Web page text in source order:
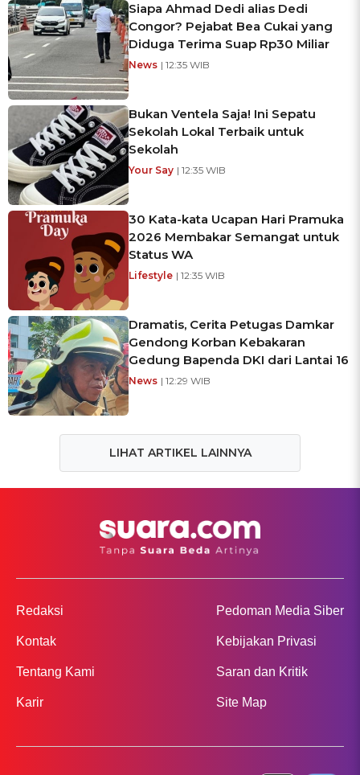
Siapa Ahmad Dedi alias Dedi
Congor? Pejabat Bea Cukai yang
Diduga Terima Suap Rp30 Miliar
News | 12:35 WIB
Bukan Ventela Saja! Ini Sepatu
Sekolah Lokal Terbaik untuk
Sekolah
Your Say | 12:35 WIB
30 Kata-kata Ucapan Hari Pramuka
2026 Membakar Semangat untuk
Status WA
Lifestyle | 12:35 WIB
Dramatis, Cerita Petugas Damkar
Gendong Korban Kebakaran
Gedung Bapenda DKI dari Lantai 16
News | 12:29 WIB
LIHAT ARTIKEL LAINNYA
Redaksi
Kontak
Tentang Kami
Karir
Pedoman Media Siber
Kebijakan Privasi
Saran dan Kritik
Site Map